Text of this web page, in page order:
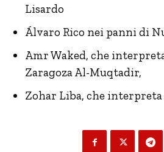
Lisardo
Álvaro Rico nei panni di
Amr Waked, che
Zaragoza Al-Muqtadir,
Zohar Liba, che interpreta